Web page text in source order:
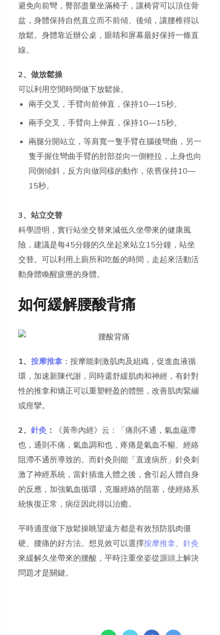
避免向前彎，臀部盡量坐滿椅子，讓椅背可以頂住骨
盆，身體保持自然直立而不前傾、後傾，讓腰椎得以
放鬆。身體靠近辦公桌，眼睛和屏幕最好保持一條直
線。
2、做放鬆操
可以利用空閒時間做下放鬆操。
兩手交叉，手臂向前伸直，保持10—15秒。
兩手交叉，手臂向上伸直，保持10—15秒。
兩腿分開站立，等肩寬一隻手臂在腦後彎曲，另一
隻手握住彎曲手臂的肘部並向一側輕拉，上身也向
同側傾斜，反方向做同樣的動作，依舊保持10—
15秒。
3、站立交替
科學證明，實行站坐交替來減低久坐帶來的健康風
險，建議是每45分鐘的久坐起來站立15分鐘，站坐
交替。可以利用上廁所和吃飯的時間，走起來活動活
動身體喚醒疲憊的身體。
如何緩解腰酸背痛
1、按摩推拿 ：按摩能刺激肌肉及組織，促進血液循
環，加速新陳代謝，同時還舒緩肌肉和神經，有針對
性的推拿和矯正可以重塑輕盈的體態，改善肌肉緊繃
或痙攣。
2、針灸 ：
《黃帝內經》云：「痛則不通，氣血蘊滯
也，通則不痛，氣血調和也，疼痛是氣血不暢、經絡
阻滯不通所導致的。而針灸則能「直達病所」針灸刺
激了神經系統，當針插進人體之後，會引起人體自身
的反應，加強氣血循環，克服經絡的阻塞，使經絡系
統恢復正常，病症因此得以治癒。
平時適度做下放鬆操眺望遠方都是有效預防肌肉僵
硬、腰痛的好方法。想見效可以選擇按摩推拿、針灸
來緩解久坐帶來的腰酸，平時注重坐姿從源頭上解決
問題才是關鍵。